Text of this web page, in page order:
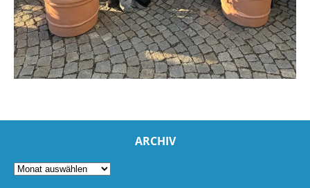
ARCHIV